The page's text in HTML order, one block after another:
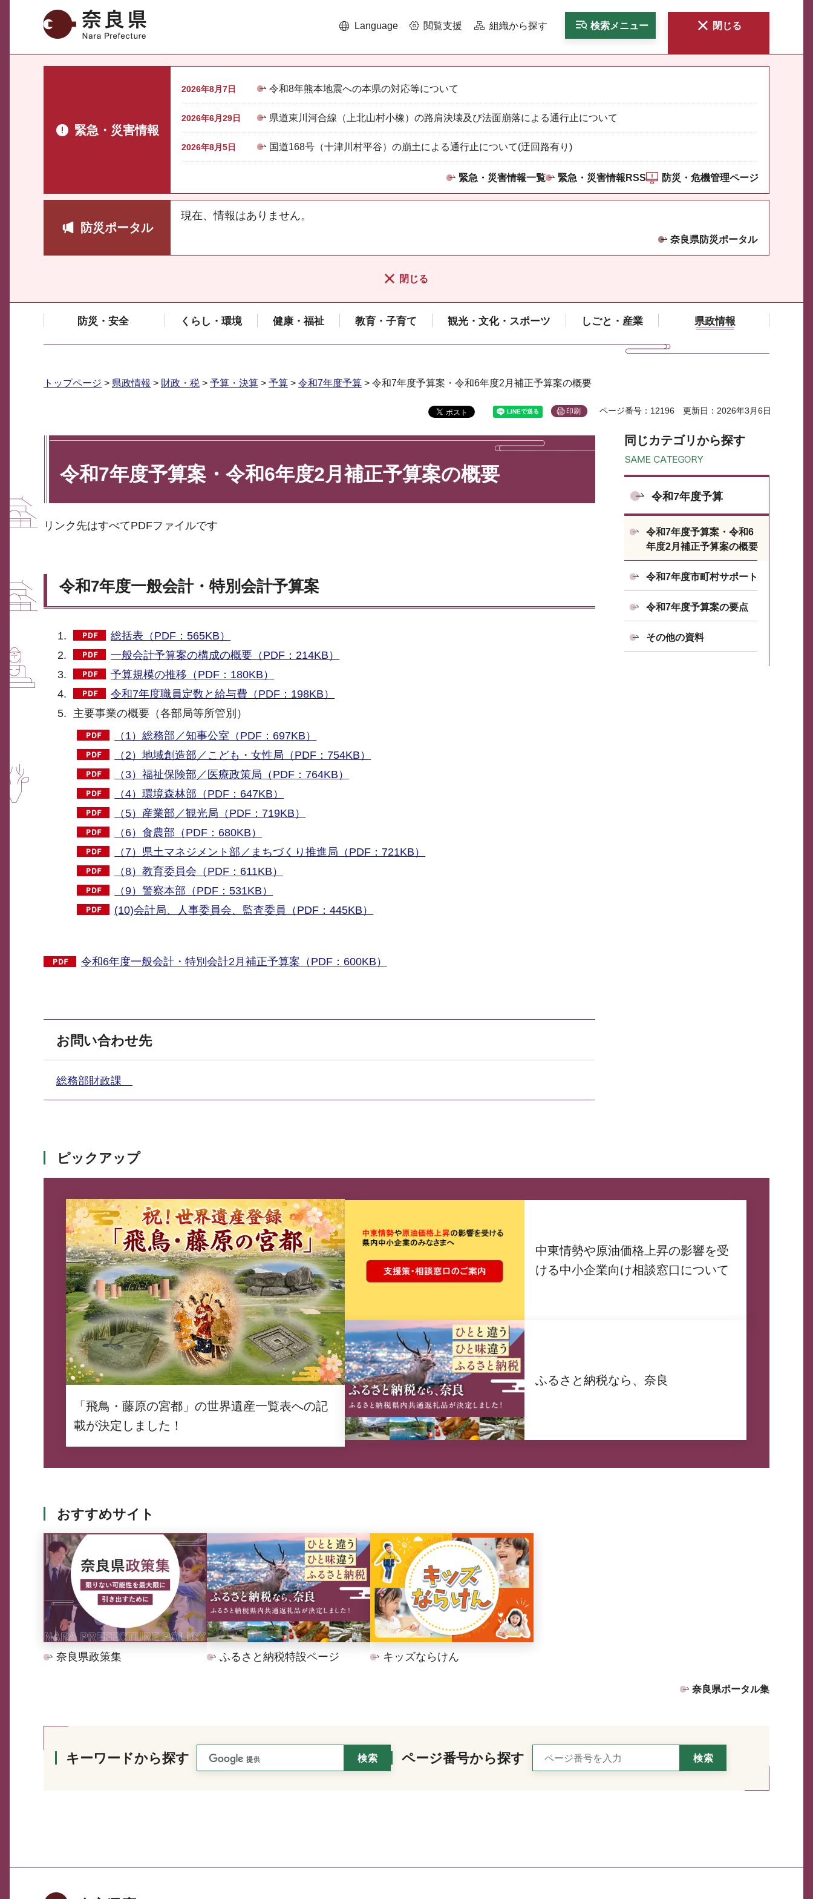
奈良県 Language 閲覧支援 組織から探す 検索メニュー 閉じる
緊急・災害情報
2026年8月7日 令和8年熊本地震への本県の対応等について
2026年6月29日 県道東川河合線（上北山村小橡）の路肩決壊及び法面崩落による通行止について
2026年8月5日 国道168号（十津川村平谷）の崩土による通行止について(迂回路有り)
緊急・災害情報一覧 緊急・災害情報RSS 防災・危機管理ページ
防災ポータル
現在、情報はありません。
奈良県防災ポータル
閉じる
防災・安全 くらし・環境 健康・福祉 教育・子育て 観光・文化・スポーツ しごと・産業 県政情報
トップページ > 県政情報 > 財政・税 > 予算・決算 > 予算 > 令和7年度予算 > 令和7年度予算案・令和6年度2月補正予算案の概要
印刷 ページ番号：12196 更新日：2026年3月6日
令和7年度予算案・令和6年度2月補正予算案の概要
リンク先はすべてPDFファイルです
令和7年度一般会計・特別会計予算案
総括表（PDF：565KB）
一般会計予算案の構成の概要（PDF：214KB）
予算規模の推移（PDF：180KB）
令和7年度職員定数と給与費（PDF：198KB）
主要事業の概要（各部局等所管別）
（1）総務部／知事公室（PDF：697KB）
（2）地域創造部／こども・女性局（PDF：754KB）
（3）福祉保険部／医療政策局（PDF：764KB）
（4）環境森林部（PDF：647KB）
（5）産業部／観光局（PDF：719KB）
（6）食農部（PDF：680KB）
（7）県土マネジメント部／まちづくり推進局（PDF：721KB）
（8）教育委員会（PDF：611KB）
（9）警察本部（PDF：531KB）
(10)会計局、人事委員会、監査委員（PDF：445KB）
令和6年度一般会計・特別会計2月補正予算案（PDF：600KB）
お問い合わせ先
総務部財政課
同じカテゴリから探す
令和7年度予算
令和7年度予算案・令和6
年度2月補正予算案の概要
令和7年度市町村サポート
令和7年度予算案の要点
その他の資料
ピックアップ
「飛鳥・藤原の宮都」の世界遺産一覧表への記
載が決定しました！
中東情勢や原油価格上昇の影響を受
ける中小企業向け相談窓口について
ふるさと納税なら、奈良
おすすめサイト
奈良県政策集 ふるさと納税特設ページ キッズならけん
奈良県ポータル集
キーワードから探す ページ番号から探す